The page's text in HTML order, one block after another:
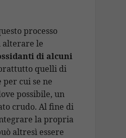
processo
le
di alcuni
quelli di
cui se ne
possibile, un
crudo. Al fine di
la propria
altresì essere